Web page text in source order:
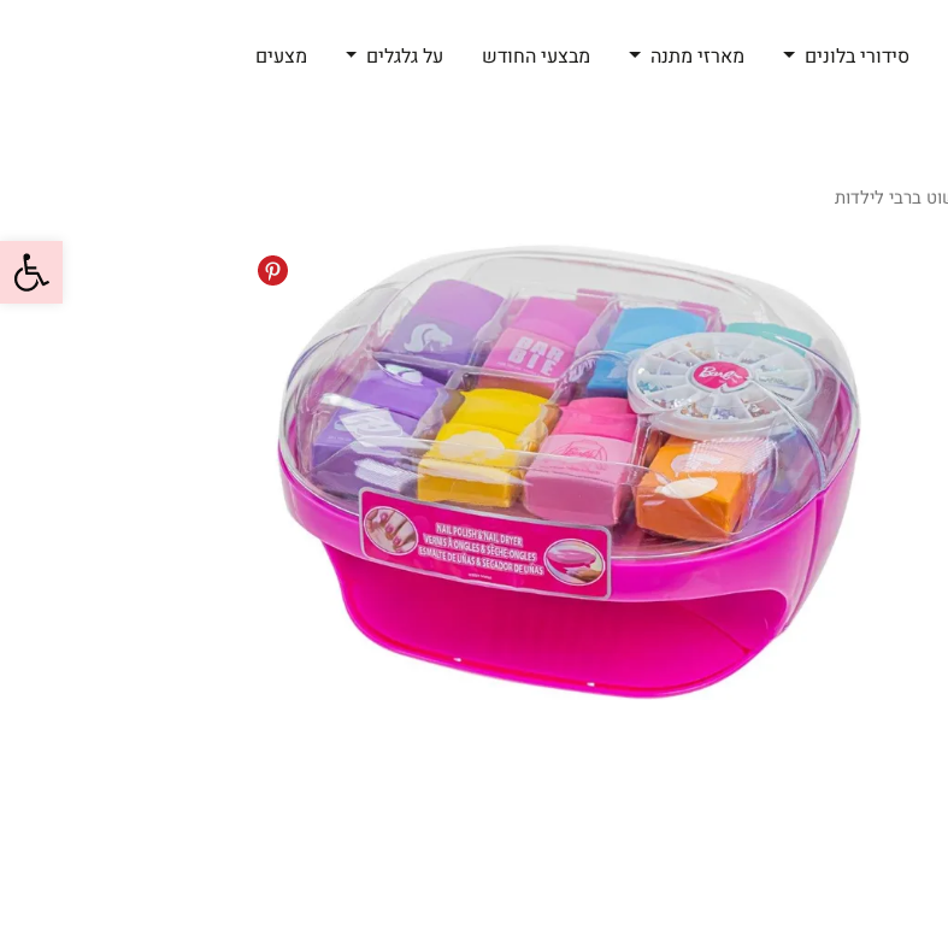
פתח
סידורי בלונים מארזי מתנה מבצעי החודש על גלגלים מצעים